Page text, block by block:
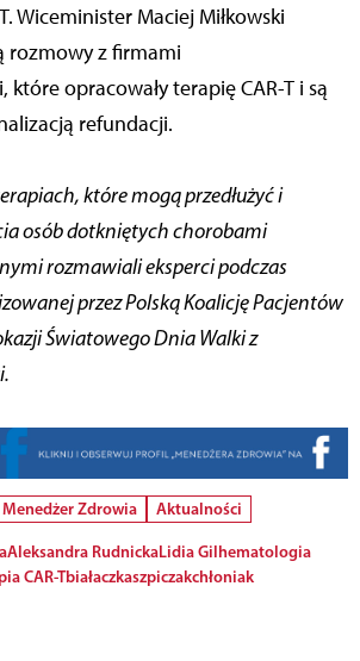
Wiceminister Maciej Miłkowski
rozmowy z firmami
opracowały terapię CAR-T i są
refundacji.
które mogą przedłużyć i
osób dotkniętych chorobami
rozmawiali eksperci podczas
przez Polską Koalicję Pacjentów
Światowego Dnia Walki z
Zdrowia
Aktualności
Aleksandra RudnickaLidia Gilhematologia
CAR-Tbiałaczkaszpiczakchłoniak